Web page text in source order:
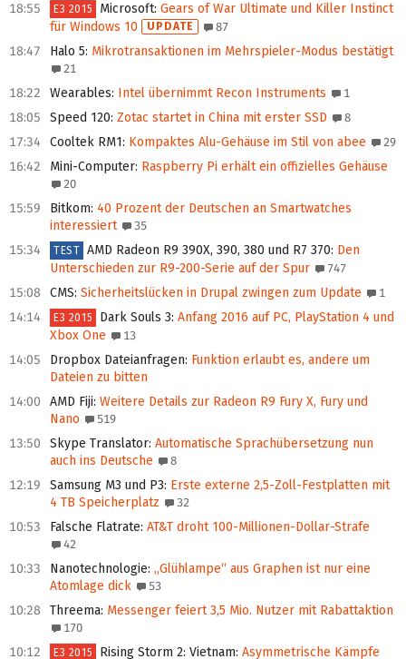
18:55 E3 2015 Microsoft: Gears of War Ultimate und Killer Instinct
für Windows 10
UPDATE 87
18:47 Halo 5: Mikrotransaktionen im Mehrspieler-Modus bestätigt
21
18:22 Wearables: Intel übernimmt Recon Instruments 1
18:05 Speed 120: Zotac startet in China mit erster SSD 8
17:34 Cooltek RM1: Kompaktes Alu-Gehäuse im Stil von abee 29
16:42 Mini-Computer: Raspberry Pi erhält ein offizielles Gehäuse
20
15:59 Bitkom: 40 Prozent der Deutschen an Smartwatches
interessiert
35
15:34 TEST AMD Radeon R9 390X, 390, 380 und R7 370: Den
Unterschieden zur R9-200-Serie auf der Spur
747
15:08 CMS: Sicherheitslücken in Drupal zwingen zum Update 1
14:14 E3 2015 Dark Souls 3: Anfang 2016 auf PC, PlayStation 4 und
Xbox One
13
14:05 Dropbox Dateianfragen: Funktion erlaubt es, andere um
Dateien zu bitten
14:00
AMD Fiji: Weitere Details zur Radeon R9 Fury X, Fury und
Nano
519
13:50 Skype Translator: Automatische Sprachübersetzung nun
auch ins Deutsche
8
12:19 Samsung M3 und P3: Erste externe 2,5-Zoll-Festplatten mit
4 TB Speicherplatz
32
10:53 Falsche Flatrate: AT&T droht 100-Millionen-Dollar-Strafe
42
10:33 Nanotechnologie: „Glühlampe“ aus Graphen ist nur eine
Atomlage dick
53
10:28 Threema: Messenger feiert 3,5 Mio. Nutzer mit Rabattaktion
170
10:12 E3 2015 Rising Storm 2: Vietnam: Asymmetrische Kämpfe